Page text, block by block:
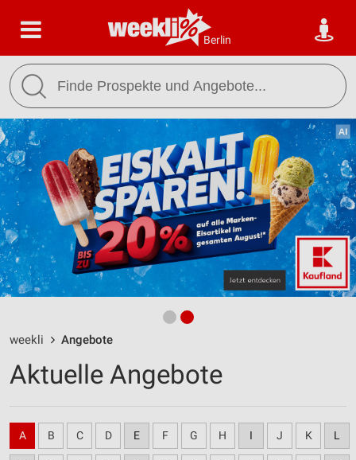
Berlin
weekli Angebote
Aktuelle Angebote
A B C D E F G H I J K L